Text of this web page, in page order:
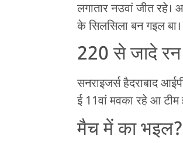
लगातार नउवां जीत रहे।
के सिलसिला बन गइल बा।
220 से जादे
सनराइजर्स हैदराबाद
ई 11वां मवका रहे आ टीम
मैच में का भइल?